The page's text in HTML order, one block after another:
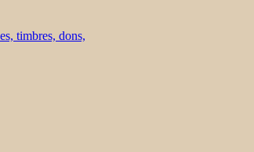
timbres, dons,